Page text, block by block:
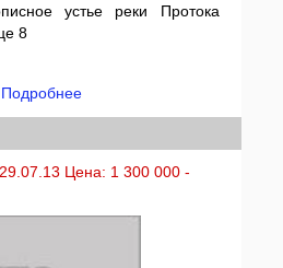
устье реки Протока
8
Подробнее
Цена: 1 300 000 -